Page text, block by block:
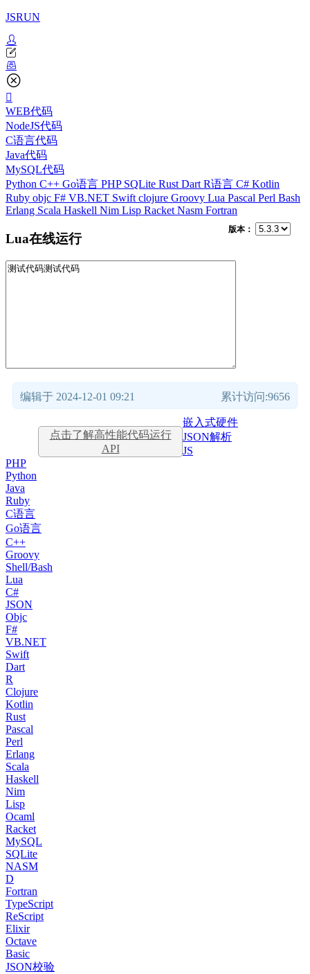
JSRUN
WEB代码
NodeJS代码
C语言代码
Java代码
MySQL代码
Python C++ Go语言 PHP SQLite Rust Dart R语言 C# Kotlin
Ruby objc F# VB.NET Swift clojure Groovy Lua Pascal Perl Bash
Erlang Scala Haskell Nim Lisp Racket Nasm Fortran
Lua在线运行
版本：
编辑于 2024-12-01 09:21 累计访问:9656
点击了解高性能代码运行
API
嵌入式硬件
JSON解析
JS
PHP
Python
Java
Ruby
C语言
Go语言
C++
Groovy
Shell/Bash
Lua
C#
JSON
Objc
F#
VB.NET
Swift
Dart
R
Clojure
Kotlin
Rust
Pascal
Perl
Erlang
Scala
Haskell
Nim
Lisp
Ocaml
Racket
MySQL
SQLite
NASM
D
Fortran
TypeScript
ReScript
Elixir
Octave
Basic
JSON校验